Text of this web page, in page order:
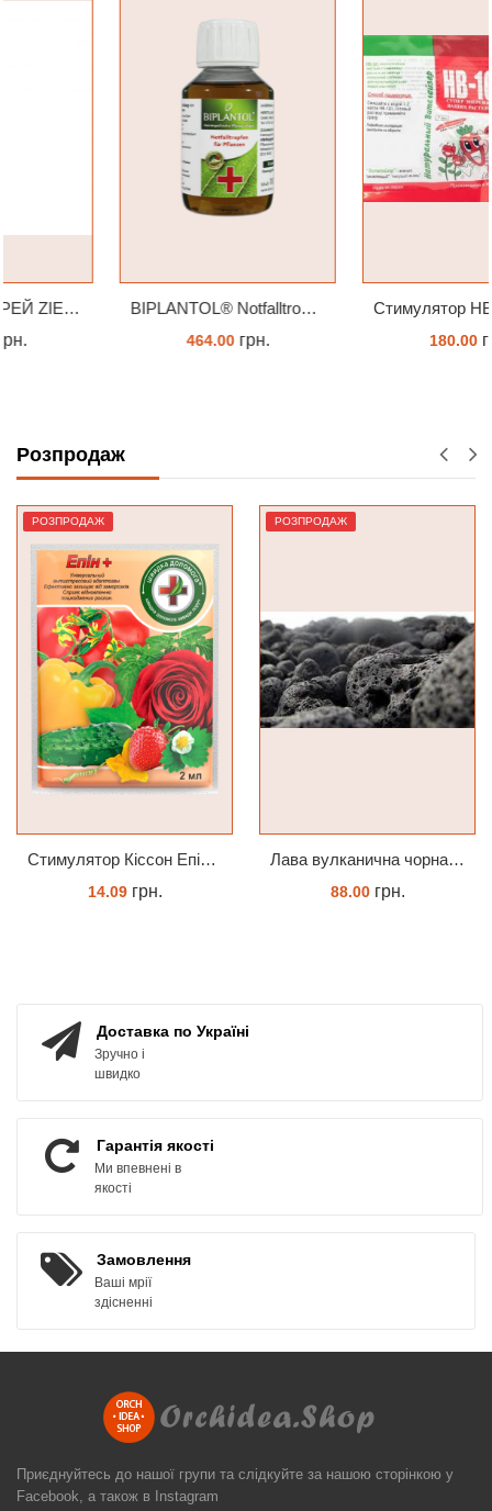
BIPLANTOL® Notfalltropfen біплантол реаніматор 100 мл Стимулятор HB-101 Натуральний віталайзер 6 мл
Розпродаж
РОЗПРОДАЖ
Cтимулятор Кіссон Епін +
14.09грн.
РОЗПРОДАЖ
Лава вулканична чорна 10-25 мм 1 л
88.00грн.
Доставка по Україні
Зручно і
швидко
Гарантія якості
Ми впевнені в
якості
Замовлення
Ваші мрії
здісненні
Приєднуйтесь до нашої групи та слідкуйте за нашою сторінкою у
Facebook, а також в Instagram